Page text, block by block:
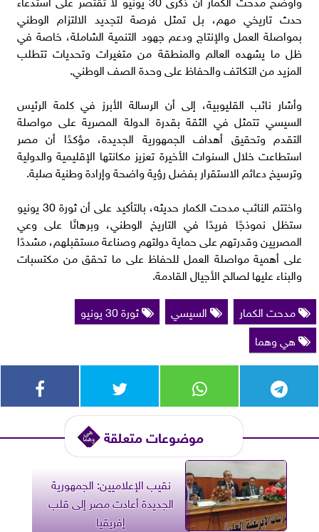
حدث تاريخي مهم، بل تمثل فرصة لتجديد الالتزام الوطني
بمواصلة العمل والإنتاج ودعم جهود التنمية الشاملة، خاصة في
ظل ما يشهده العالم والمنطقة من متغيرات وتحديات تتطلب
المزيد من التكاتف والحفاظ على وحدة الصف الوطني.
وأشار نائب القليوبية، إلى أن الرسالة الأبرز في كلمة الرئيس
السيسي تتمثل في الثقة بقدرة الدولة المصرية على مواصلة
التقدم وتحقيق أهداف الجمهورية الجديدة، مؤكدًا أن مصر
استطاعت خلال السنوات الأخيرة تعزيز مكانتها الإقليمية والدولية
وترسيخ دعائم الاستقرار بفضل رؤية واضحة وإرادة وطنية صلبة.
واختتم النائب مدحت الكمار حديثه، بالتأكيد على أن ثورة 30 يونيو
ستظل نموذجًا فريدًا في التاريخ الوطني، وبرهانًا على وعي
المصريين وقدرتهم على حماية دولتهم وصناعة مستقبلهم، مشددًا
على أهمية مواصلة العمل للحفاظ على ما تحقق من مكتسبات
والبناء عليها لصالح الأجيال القادمة.
مدحت الكمار
السيسي
ثورة 30 يونيو
هي وهما
موضوعات متعلقة
نقيب الإعلاميين: الجمهورية
الجديدة أعادت مصر إلى قلب
إفريقيا